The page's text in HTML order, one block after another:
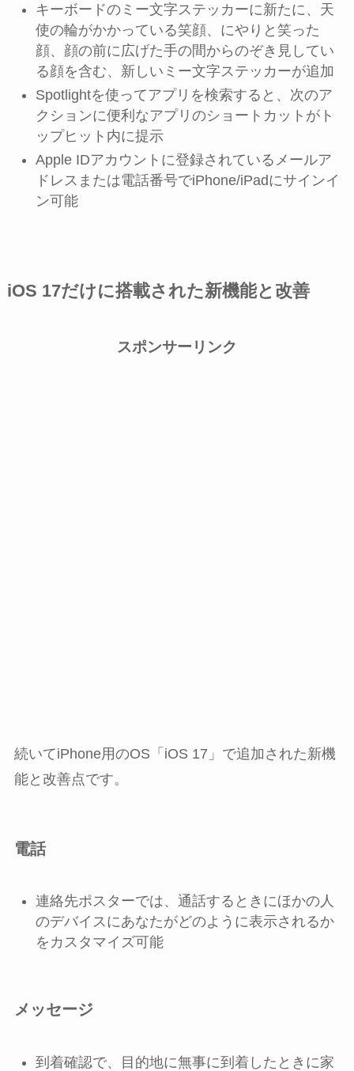
キーボードのミー文字ステッカーに新たに、天
使の輪がかかっている笑顔、にやりと笑った
顔、顔の前に広げた手の間からのぞき見してい
る顔を含む、新しいミー文字ステッカーが追加
Spotlightを使ってアプリを検索すると、次のア
クションに便利なアプリのショートカットがト
ップヒット内に提示
Apple IDアカウントに登録されているメールア
ドレスまたは電話番号でiPhone/iPadにサインイ
ン可能
iOS 17だけに搭載された新機能と改善
スポンサーリンク
続いてiPhone用のOS「iOS 17」で追加された新機
能と改善点です。
電話
連絡先ポスターでは、通話するときにほかの人
のデバイスにあなたがどのように表示されるか
をカスタマイズ可能
メッセージ
到着確認で、目的地に無事に到着したときに家